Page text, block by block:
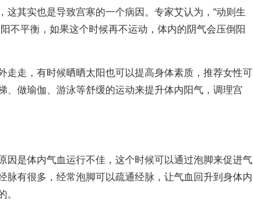
其实也是导致宫寒的一个病因。专家艾认为，“动则生
不平衡，如果这个时候再不运动，体内的阴气会压倒阳
走，有时候晒晒太阳也可以提高身体素质，推荐女性可
、做瑜伽、游泳等舒缓的运动来提升体内阳气，调理宫
是体内气血运行不佳，这个时候可以通过泡脚来促进气
脉有很多，经常泡脚可以疏通经脉，让气血回升到身体内
。